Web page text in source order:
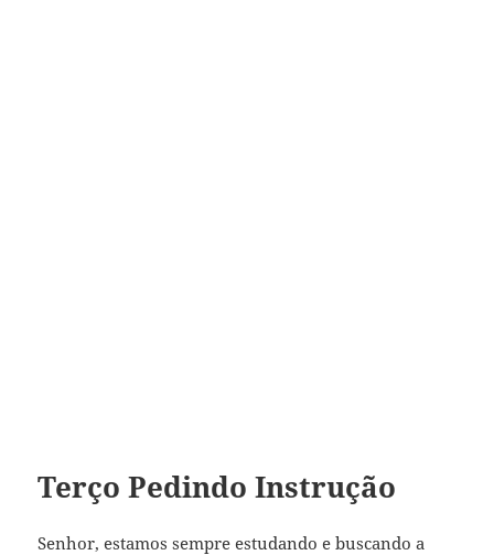
Terço Pedindo Instrução
Senhor, estamos sempre estudando e buscando a